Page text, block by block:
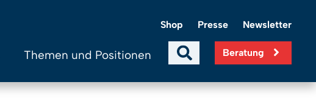
Beratung
Themen und Positionen
Shop Presse Newsletter